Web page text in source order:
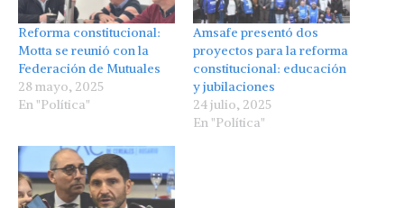
Reforma constitucional:
Motta se reunió con la
Federación de Mutuales
28 mayo, 2025
En "Política"
Amsafe presentó dos
proyectos para la reforma
constitucional: educación
y jubilaciones
24 julio, 2025
En "Política"